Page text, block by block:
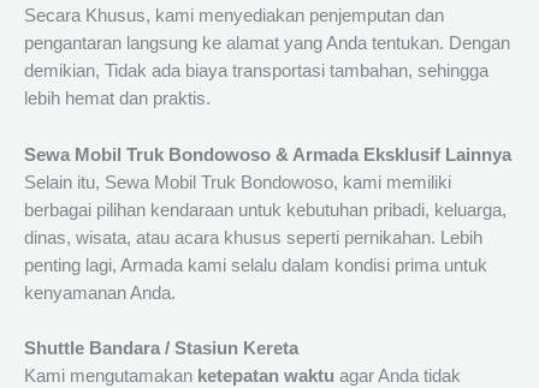
Secara Khusus, kami menyediakan penjemputan dan
pengantaran langsung ke alamat yang Anda tentukan. Dengan
demikian, Tidak ada biaya transportasi tambahan, sehingga
lebih hemat dan praktis.
Sewa Mobil Truk Bondowoso & Armada Eksklusif Lainnya
Selain itu, Sewa Mobil Truk Bondowoso, kami memiliki
berbagai pilihan kendaraan untuk kebutuhan pribadi, keluarga,
dinas, wisata, atau acara khusus seperti pernikahan. Lebih
penting lagi, Armada kami selalu dalam kondisi prima untuk
kenyamanan Anda.
Shuttle Bandara / Stasiun Kereta
Kami mengutamakan ketepatan waktu agar Anda tidak